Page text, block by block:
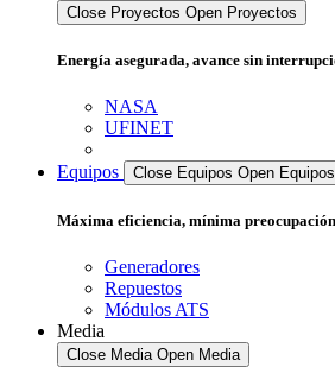
Close Proyectos Open Proyectos
Energía asegurada, avance sin
NASA
UFINET
Equipos Close Equipos Open Equipos
Máxima eficiencia, mínima preocupación
Generadores
Repuestos
Módulos ATS
Media
Close Media Open Media